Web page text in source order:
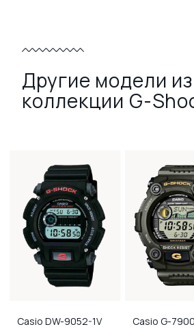
Другие модели из
коллекции G-
Casio DW-9052-1V Casio G-